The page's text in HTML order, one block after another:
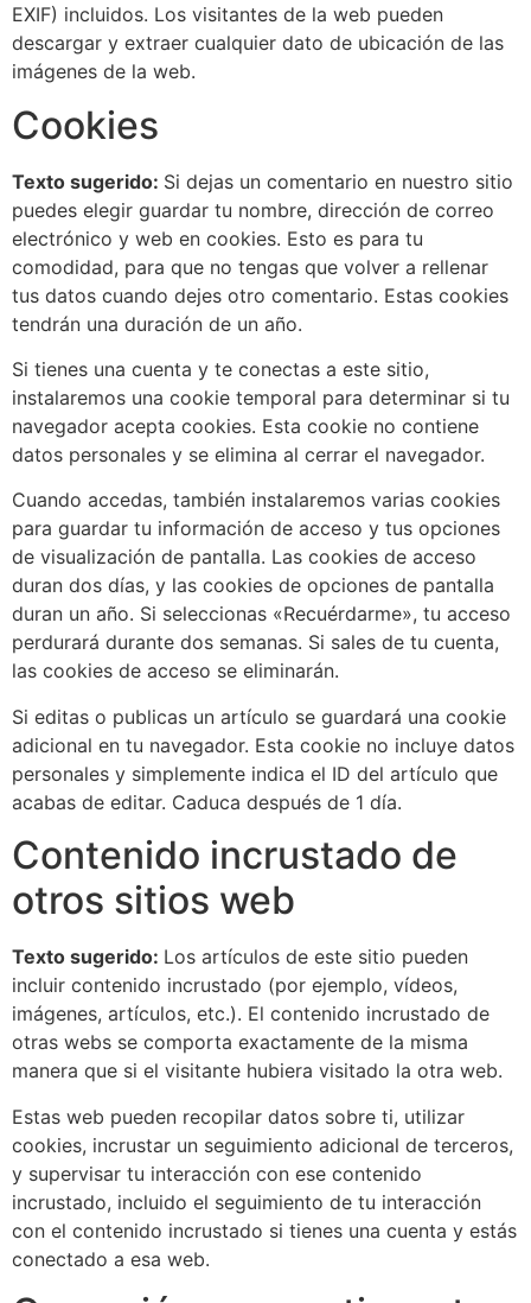
EXIF) incluidos. Los visitantes de la web pueden
descargar y extraer cualquier dato de ubicación de las
imágenes de la web.
Cookies
Texto sugerido: Si dejas un comentario en nuestro sitio
puedes elegir guardar tu nombre, dirección de correo
electrónico y web en cookies. Esto es para tu
comodidad, para que no tengas que volver a rellenar
tus datos cuando dejes otro comentario. Estas cookies
tendrán una duración de un año.
Si tienes una cuenta y te conectas a este sitio,
instalaremos una cookie temporal para determinar si tu
navegador acepta cookies. Esta cookie no contiene
datos personales y se elimina al cerrar el navegador.
Cuando accedas, también instalaremos varias cookies
para guardar tu información de acceso y tus opciones
de visualización de pantalla. Las cookies de acceso
duran dos días, y las cookies de opciones de pantalla
duran un año. Si seleccionas «Recuérdarme», tu acceso
perdurará durante dos semanas. Si sales de tu cuenta,
las cookies de acceso se eliminarán.
Si editas o publicas un artículo se guardará una cookie
adicional en tu navegador. Esta cookie no incluye datos
personales y simplemente indica el ID del artículo que
acabas de editar. Caduca después de 1 día.
Contenido incrustado de
otros sitios web
Texto sugerido: Los artículos de este sitio pueden
incluir contenido incrustado (por ejemplo, vídeos,
imágenes, artículos, etc.). El contenido incrustado de
otras webs se comporta exactamente de la misma
manera que si el visitante hubiera visitado la otra web.
Estas web pueden recopilar datos sobre ti, utilizar
cookies, incrustar un seguimiento adicional de terceros,
y supervisar tu interacción con ese contenido
incrustado, incluido el seguimiento de tu interacción
con el contenido incrustado si tienes una cuenta y estás
conectado a esa web.